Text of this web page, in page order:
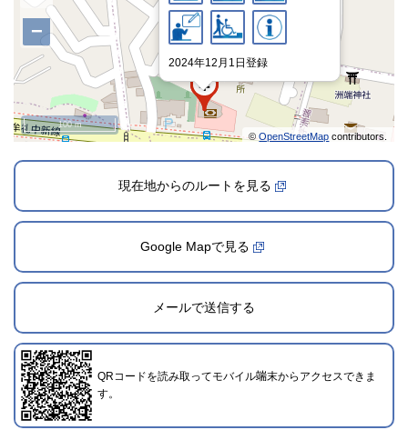
2024年12月1日登録
−
©OpenStreetMap contributors.
100 m
現在地からのルートを見る
Google Mapで見る
メールで送信する
QRコードを読み取ってモバイル端末からアクセスできま
す。